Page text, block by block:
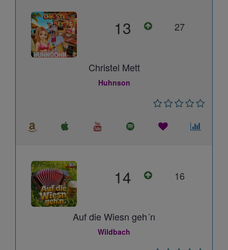
13 27
Christel Mett
Huhnson
14 16
Auf die Wiesn geh´n
Wildbach